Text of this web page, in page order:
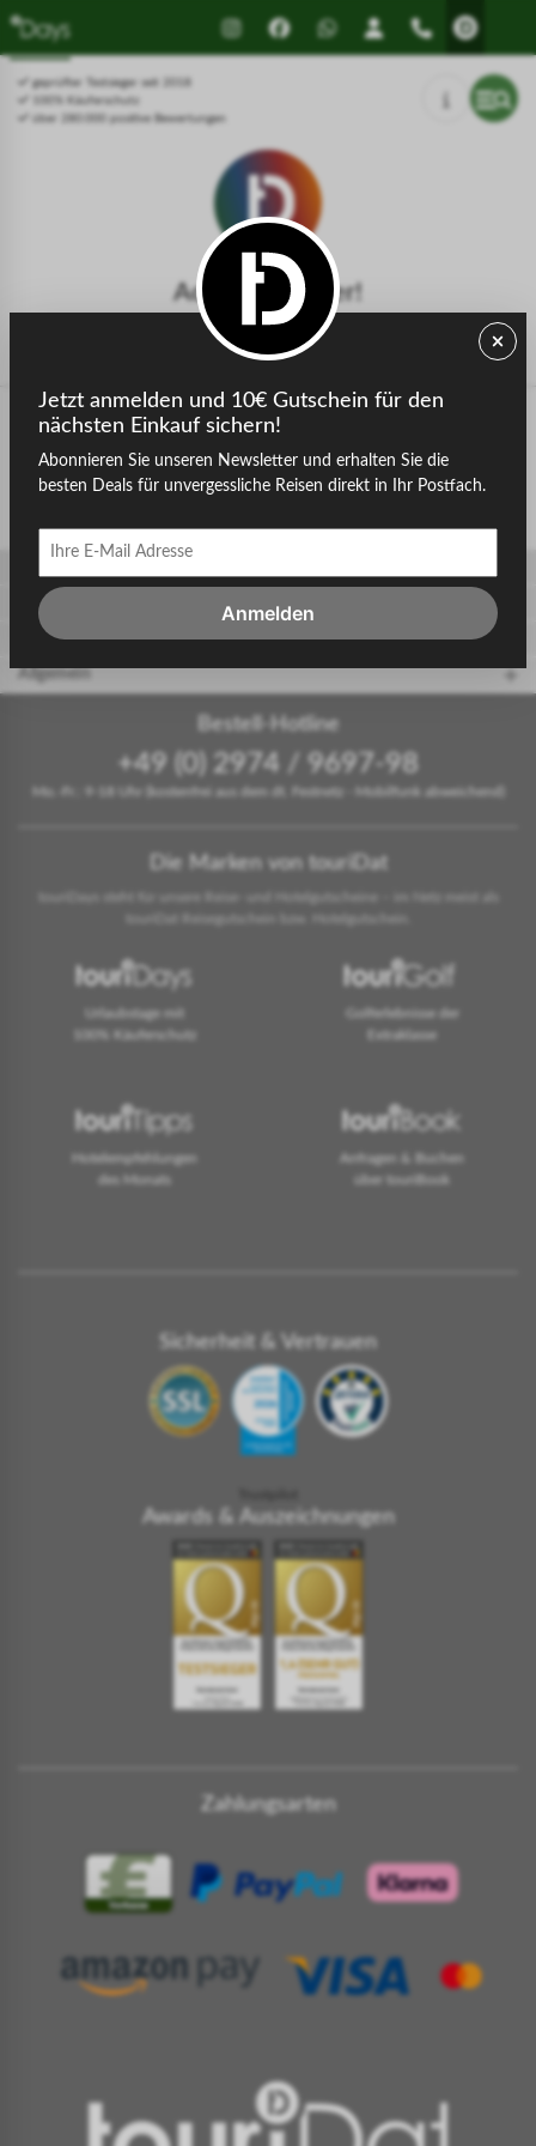
Drücken Sie Alt+1 für den
Bildschirmlesemodus, Alt+0 zum
Abbrechen
Leitfaden für barrierefreie
Bildschirmlesegeräte, Feedback
und Fehlerberichte | Neues
Fenstergeprüfter Testsieger seit 2018
100% Käuferschutz
über 280.000 positive Bewertungen
Achtung, Fehler!
Die gesuchte Seite konnte nicht gefunden werden.
zurück zur Startseite
Gastgeber
touriDat Reiseblog
Allgemein
Bestell-Hotline
+49 (0) 2974 / 9697-98
Mo.-Fr.: 9-18 Uhr (kostenfrei aus dem dt. Festnetz - Mobilfunk abweichend)
Die Marken von touriDat
touriDays steht für unsere Reise- und Hotelgutscheine – im Netz meist als
touriDat Reisegutschein bzw. Hotelgutschein.
Urlaubstage mit
100% Käuferschutz
Golferlebnisse der
Extraklasse
Hotelempfehlungen
des Monats
Anfragen & Buchen
über touriBook
Sicherheit & Vertrauen
Awards & Auszeichnungen
Zahlungsarten
Jetzt anmelden und 10€ Gutschein für den
nächsten Einkauf sichern!
Abonnieren Sie unseren Newsletter und erhalten Sie die
besten Deals für unvergessliche Reisen direkt in Ihr Postfach.
Anmelden